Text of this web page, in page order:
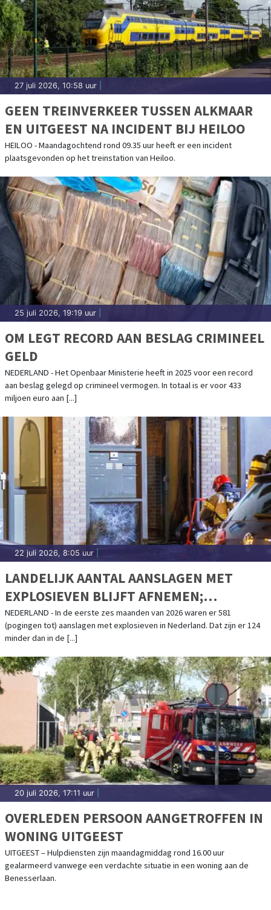
27 juli 2026, 10:58 uur
GEEN TREINVERKEER TUSSEN ALKMAAR
EN UITGEEST NA INCIDENT BIJ HEILOO
HEILOO - Maandagochtend rond 09.35 uur heeft er een incident
plaatsgevonden op het treinstation van Heiloo.
25 juli 2026, 19:19 uur
OM LEGT RECORD AAN BESLAG CRIMINEEL
GELD
NEDERLAND - Het Openbaar Ministerie heeft in 2025 voor een record
aan beslag gelegd op crimineel vermogen. In totaal is er voor 433
miljoen euro aan [...]
22 juli 2026, 8:05 uur
LANDELIJK AANTAL AANSLAGEN MET
EXPLOSIEVEN BLIJFT AFNEMEN;
AANSLAGENPROBLEMATIEK BLIJFT
ERNSTIG
NEDERLAND - In de eerste zes maanden van 2026 waren er 581
(pogingen tot) aanslagen met explosieven in Nederland. Dat zijn er 124
minder dan in de [...]
20 juli 2026, 17:11 uur
OVERLEDEN PERSOON AANGETROFFEN IN
WONING UITGEEST
UITGEEST – Hulpdiensten zijn maandagmiddag rond 16.00 uur
gealarmeerd vanwege een verdachte situatie in een woning aan de
Benesserlaan.